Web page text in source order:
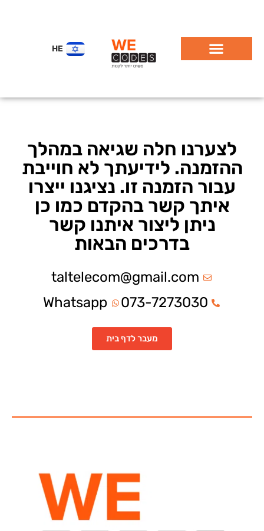
HE
לצערנו חלה שגיאה במהלך
ההזמנה. לידיעתך לא חוייבת
עבור הזמנה זו. נציגנו ייצרו
איתך קשר בהקדם כמו כן
ניתן ליצור איתנו קשר
בדרכים הבאות
taltelecom@gmail.com
073-7273030
Whatsapp
מעבר לדף בית